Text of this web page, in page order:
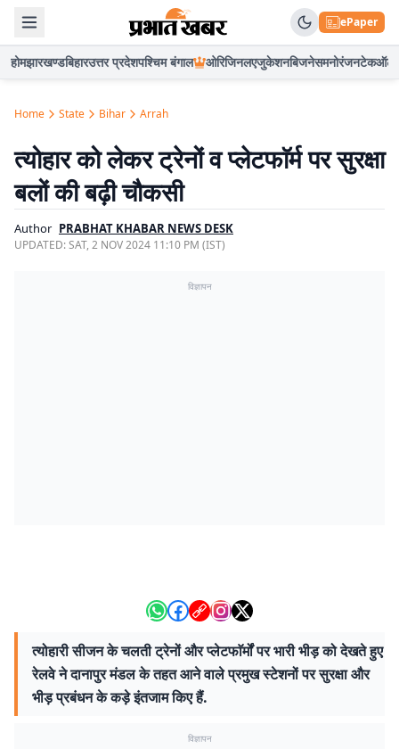
ePaper
होमझारखण्डबिहारउत्तर प्रदेशपश्चिम बंगाल ओरिजिनलएजुकेशनबिजनेसमनोरंजनटेकऑटो
Home State Bihar Arrah
त्योहार को लेकर ट्रेनों व प्लेटफाॅर्म पर सुरक्षा
बलों की बढ़ी चौकसी
Author PRABHAT KHABAR NEWS DESK
UPDATED:SAT, 2 NOV 2024 11:10 PM (IST)
विज्ञापन
त्योहारी सीजन के चलती ट्रेनों और प्लेटफाॅर्मों पर भारी भीड़ को देखते हुए
रेलवे ने दानापुर मंडल के तहत आने वाले प्रमुख स्टेशनों पर सुरक्षा और
भीड़ प्रबंधन के कड़े इंतजाम किए हैं.
विज्ञापन